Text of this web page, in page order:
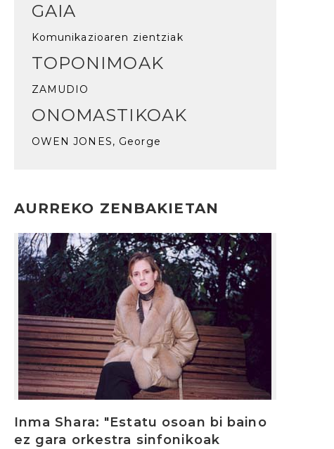
GAIA
Komunikazioaren zientziak
TOPONIMOAK
ZAMUDIO
ONOMASTIKOAK
OWEN JONES, George
AURREKO ZENBAKIETAN
Inma Shara: "Estatu osoan bi baino
ez gara orkestra sinfonikoak
Irakurri